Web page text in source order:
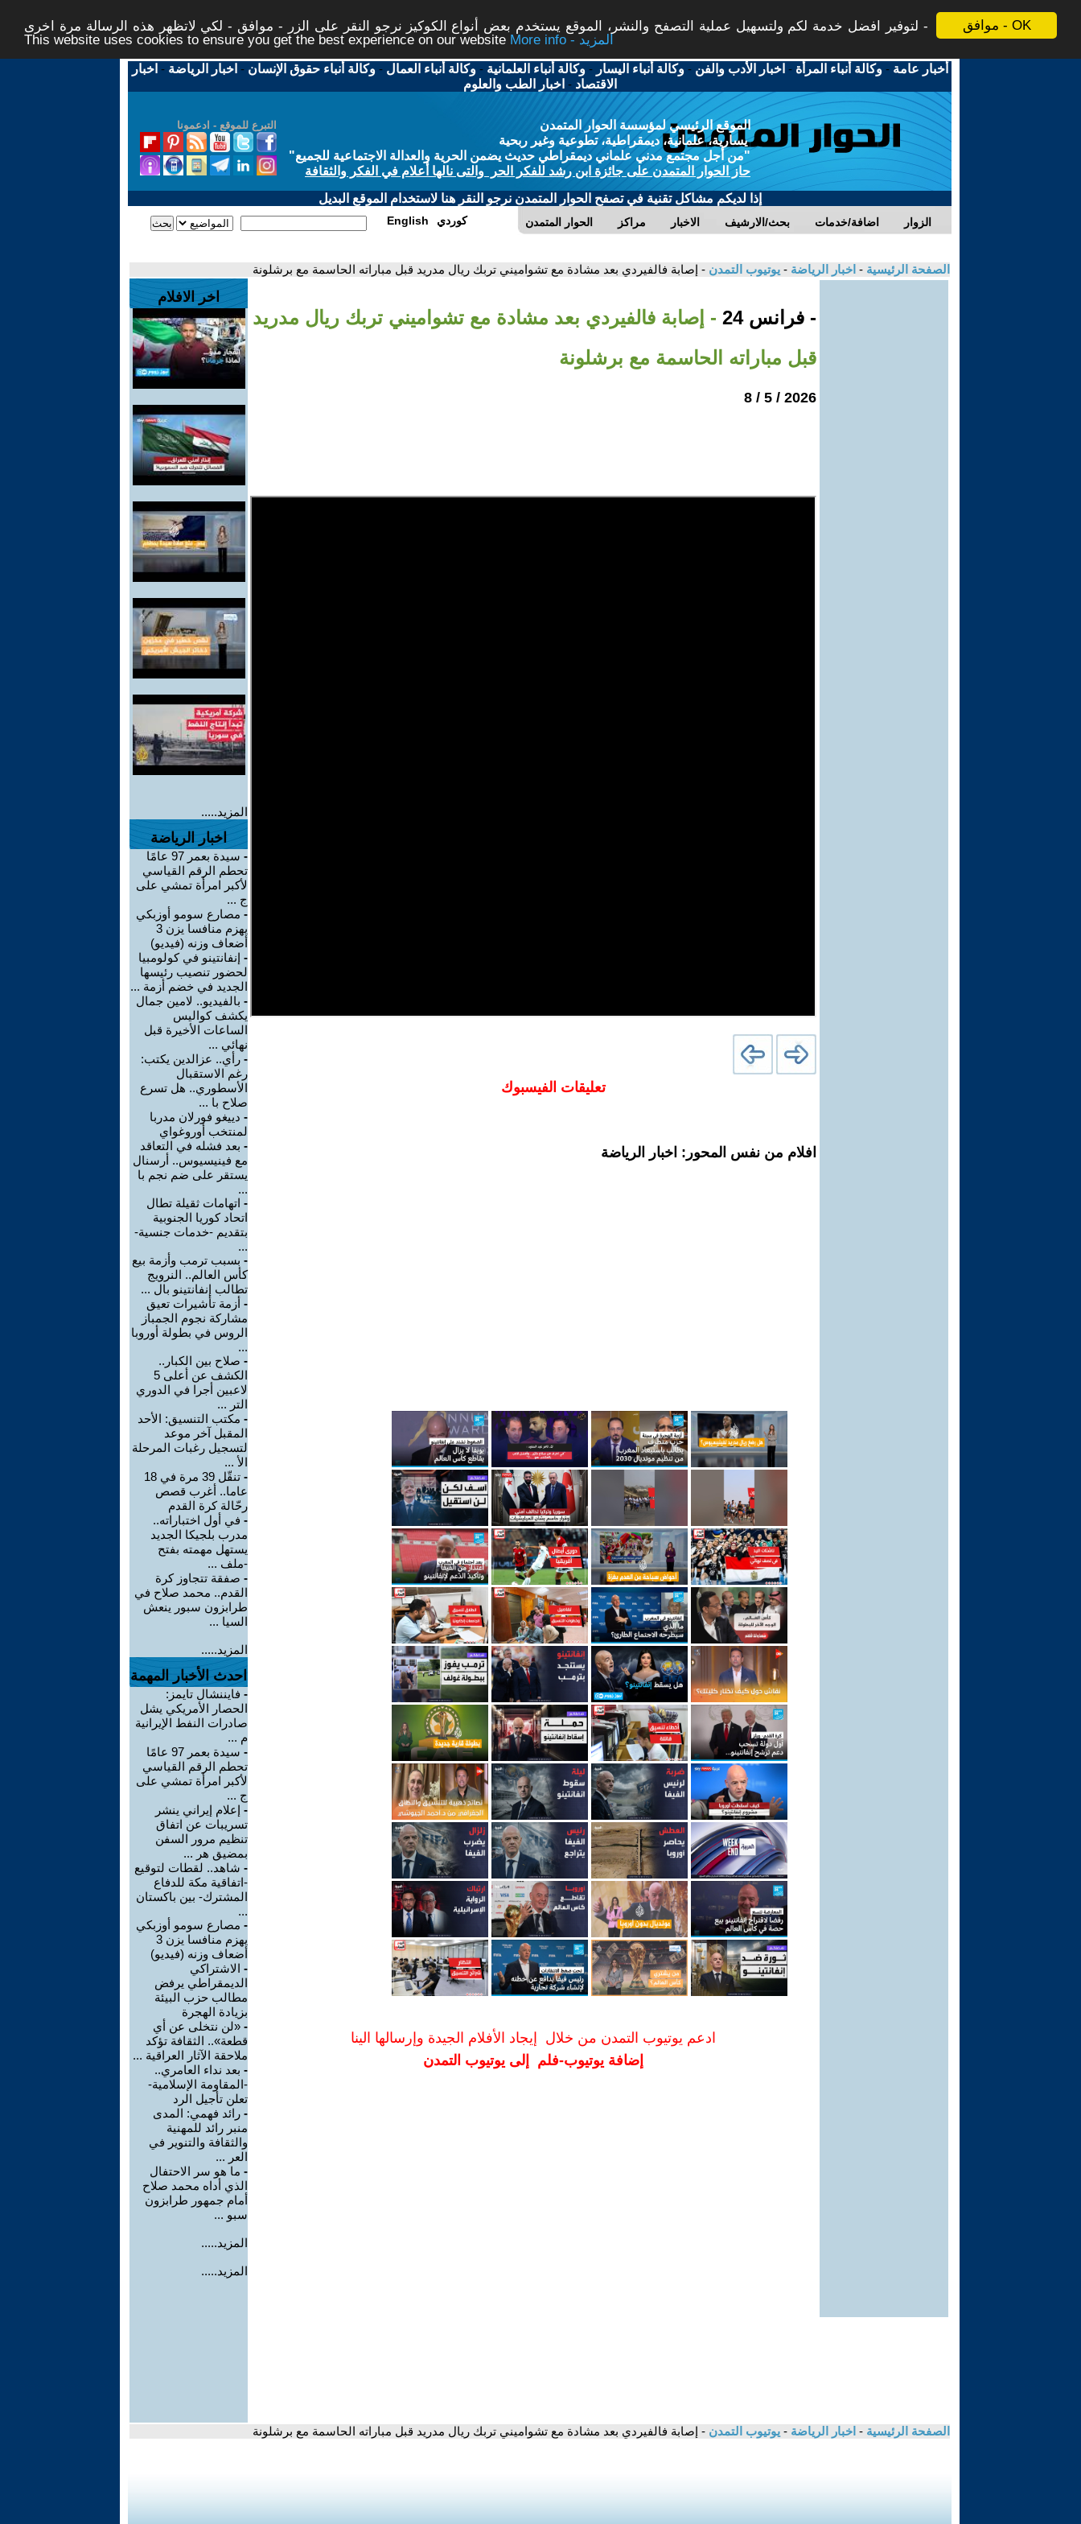
موافق - OK
لتوفير افضل خدمة لكم ولتسهيل عملية التصفح والنشر، الموقع يستخدم بعض أنواع الكوكيز نرجو النقر على الزر - موافق - لكي لاتظهر هذه الرسالة مرة اخرى -
This website uses cookies to ensure you get the best experience on our website
More info - المزيد
أخبار عامة -وكالة أنباء المرأة - اخبار الأدب والفن -وكالة أنباء اليسار -وكالة أنباء العلمانية -وكالة أنباء العمال -وكالة أنباء حقوق الإنسان - اخبار الرياضة - اخبار
الاقتصاد - اخبار الطب والعلوم
التبرع للموقع - ادعمونا
الموقع الرئيسي لمؤسسة الحوار المتمدن
يسارية، علمانية، ديمقراطية، تطوعية وغير ربحية
"من أجل مجتمع مدني علماني ديمقراطي حديث يضمن الحرية والعدالة الاجتماعية للجميع"
حاز الحوار المتمدن على جائزة ابن رشد للفكر الحر والتى نالها أعلام في الفكر والثقافة
إذا لديكم مشاكل تقنية في تصفح الحوار المتمدن نرجو النقر هنا لاستخدام الموقع البديل
الحوار المتمدن مراكز الاخبار بحث/الارشيف اضافة/خدمات الزوار English كوردي
الصفحة الرئيسية - اخبار الرياضة - يوتيوب التمدن - إصابة فالفيردي بعد مشادة مع تشواميني تربك ريال مدريد قبل مباراته الحاسمة مع برشلونة
- فرانس 24
- إصابة فالفيردي بعد مشادة مع تشواميني تربك ريال مدريد
قبل مباراته الحاسمة مع برشلونة
2026 / 5 / 8
تعليقات الفيسبوك
افلام من نفس المحور: اخبار الرياضة
ادعم يوتيوب التمدن من خلال إيجاد الأفلام الجيدة وإرسالها الينا
إضافة يوتيوب-فلم إلى يوتيوب التمدن
اخر الافلام
المزيد.....
اخبار الرياضة
-
سيدة بعمر 97 عامًا
تحطم الرقم القياسي
لأكبر امرأة تمشي على
ج ...
- مصارع سومو أوزبكي
يهزم منافسا يزن 3
أضعاف وزنه (فيديو)
- إنفانتينو في كولومبيا
لحضور تنصيب رئيسها
الجديد في خضم أزمة ...
- بالفيديو.. لامين جمال
يكشف كواليس
الساعات الأخيرة قبل
نهائي ...
- رأي.. عزالدين يكتب:
رغم الاستقبال
الأسطوري.. هل تسرع
صلاح با ...
- دييغو فورلان مدربا
لمنتخب أوروغواي
- بعد فشله في التعاقد
مع فينيسيوس.. أرسنال
يستقر على ضم نجم با
...
- اتهامات ثقيلة تطال
اتحاد كوريا الجنوبية
بتقديم -خدمات جنسية-
...
- بسبب ترمب وأزمة بيع
كأس العالم.. النرويج
تطالب إنفانتينو بال ...
- أزمة تأشيرات تعيق
مشاركة نجوم الجمباز
الروس في بطولة أوروبا
...
- صلاح بين الكبار..
الكشف عن أعلى 5
لاعبين أجرا في الدوري
التر ...
- مكتب التنسيق: الأحد
المقبل آخر موعد
لتسجيل رغبات المرحلة
الأ ...
-
تنقّل 39 مرة في 18
عاما.. أغرب قصص
رحّالة كرة القدم
- في أول اختباراته..
مدرب بلجيكا الجديد
يستهل مهمته بفتح
-ملف ...
- صفقة تتجاوز كرة
القدم.. محمد صلاح في
طرابزون سبور ينعش
السيا ...
المزيد.....
احدث الأخبار المهمة
- فايننشال تايمز:
الحصار الأمريكي يشل
صادرات النفط الإيرانية
م ...
-
سيدة بعمر 97 عامًا
تحطم الرقم القياسي
لأكبر امرأة تمشي على
ج ...
- إعلام إيراني ينشر
تسريبات عن اتفاق
تنظيم مرور السفن
بمضيق هر ...
- شاهد.. لقطات لتوقيع
-اتفاقية مكة للدفاع
المشترك- بين باكستان
...
- مصارع سومو أوزبكي
يهزم منافسا يزن 3
أضعاف وزنه (فيديو)
- الاشتراكي
الديمقراطي يرفض
مطالب حزب البيئة
بزيادة الهجرة
- «لن نتخلى عن أي
قطعة».. الثقافة تؤكد
ملاحقة الآثار العراقية ...
- بعد نداء العامري..
-المقاومة الإسلامية-
تعلن تأجيل الرد
- رائد فهمي: المدى
منبر رائد للمهنية
والثقافة والتنوير في
العر ...
- ما هو سر الاحتفال
الذي أداه محمد صلاح
أمام جمهور طرابزون
سبو ...
المزيد.....
المزيد.....
الصفحة الرئيسية - اخبار الرياضة - يوتيوب التمدن - إصابة فالفيردي بعد مشادة مع تشواميني تربك ريال مدريد قبل مباراته الحاسمة مع برشلونة